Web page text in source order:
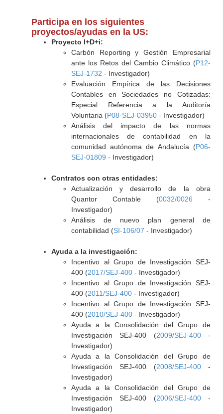
Participa en los siguientes
proyectos/ayudas en la US:
Proyecto I+D+i:
Carbón Reporting y Gestión Empresarial
ante los Retos del Cambio Climático (P12-
SEJ-1732 - Investigador)
Evaluación Empírica de las Decisiones
Contables en Sociedades no Cotizadas:
Especial Referencia a la Auditoría
Voluntaria (P08-SEJ-03950- Investigador)
Análisis del impacto de las normas
internacionales de contabilidad en la
comunidad autónoma de Andalucía (P06-
SEJ-01809 - Investigador)
Contratos con otras entidades:
Actualización y desarrollo de la obra
Quantor Contable (0032/0026 -
Investigador)
Análisis de nuevo plan general de
contabilidad (SI-106/07 - Investigador)
Ayuda a la investigación:
Incentivo al Grupo de Investigación SEJ-
400 (2017/SEJ-400- Investigador)
Incentivo al Grupo de Investigación SEJ-
400 (2011/SEJ-400- Investigador)
Incentivo al Grupo de Investigación SEJ-
400 (2010/SEJ-400- Investigador)
Ayuda a la Consolidación del Grupo de
Investigación SEJ-400 (2009/SEJ-400-
Investigador)
Ayuda a la Consolidación del Grupo de
Investigación SEJ-400 (2008/SEJ-400-
Investigador)
Ayuda a la Consolidación del Grupo de
Investigación SEJ-400 (2006/SEJ-400-
Investigador)